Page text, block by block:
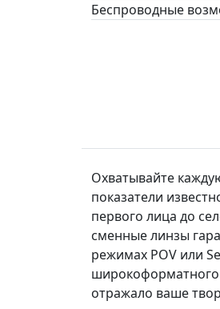
Беспроводные
Охватывайте
показатели
первого лица до
сменные линзы
режимах POV или
широкоформатного
отражало ваше